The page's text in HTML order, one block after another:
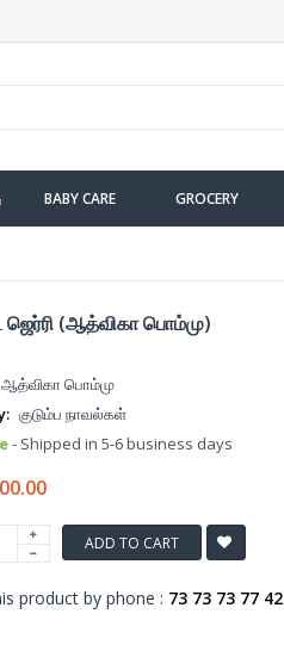
BABY CARE GROCERY
(ஆத்விகா பொம்மு)
ஆத்விகா பொம்மு
குடும்ப நாவல்கள்
- Shipped in 5-6 business days
ADD TO CART
product by phone : 73 73 73 77 42